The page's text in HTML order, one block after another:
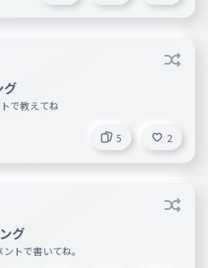
で教えてね
5 2
グ
トで書いてね。